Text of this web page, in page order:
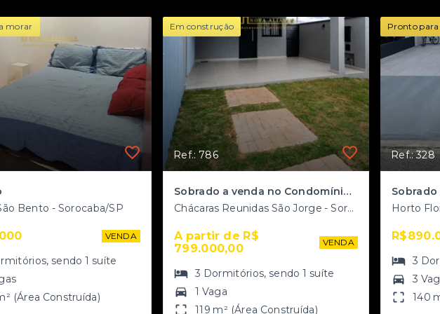
morar
Bento - Sorocaba/SP
VENDA
, sendo1 suíte
(Área Construída)
Em construção
Ref.: 786
Sobrado a venda no Condomínio ES Santorini
Chácaras Reunidas São Jorge - Sorocaba/SP
A partir de R$
799.000,00
VENDA
3 Dormitórios, sendo1 suíte
1 Vaga
119 m² (Área Construída)
Pronto
Ref.: 328
Horto
3
3
140